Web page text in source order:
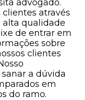
advogado.
através
qualidade
de entrar em
sobre
clientes
a dúvida
em
do ramo.